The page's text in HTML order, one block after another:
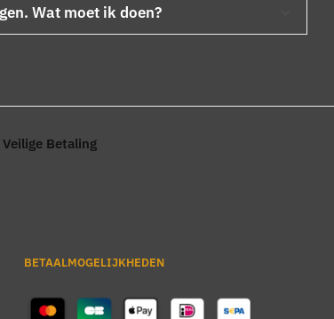
Wat moet ik doen?
Betaling
BETAALMOGELIJKHEDEN